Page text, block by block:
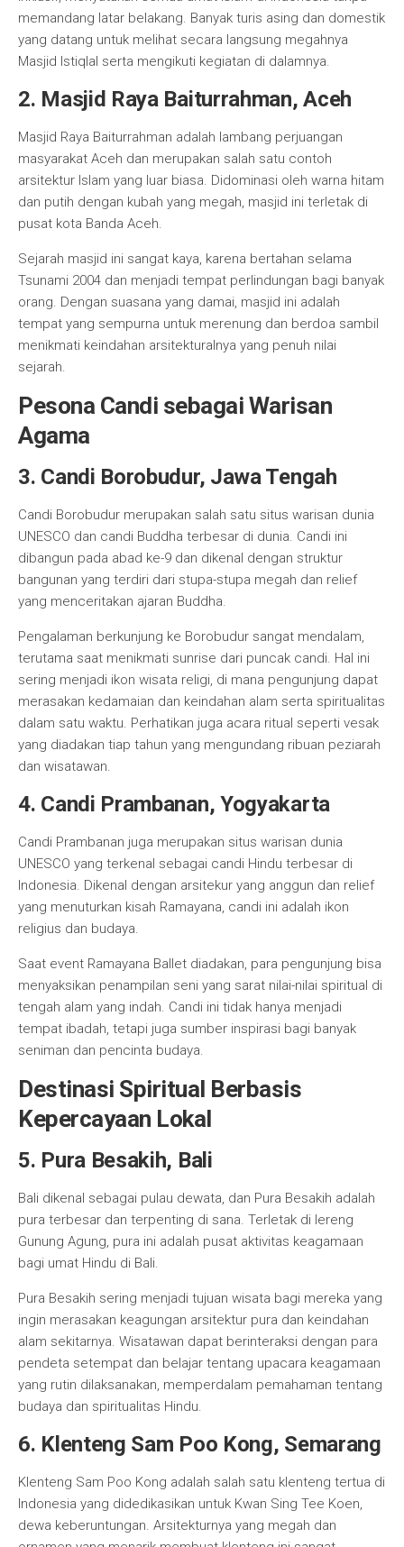
memandang latar belakang. Banyak turis asing dan domestik
yang datang untuk melihat secara langsung megahnya
Masjid Istiqlal serta mengikuti kegiatan di dalamnya.
2. Masjid Raya Baiturrahman, Aceh
Masjid Raya Baiturrahman adalah lambang perjuangan
masyarakat Aceh dan merupakan salah satu contoh
arsitektur Islam yang luar biasa. Didominasi oleh warna hitam
dan putih dengan kubah yang megah, masjid ini terletak di
pusat kota Banda Aceh.
Sejarah masjid ini sangat kaya, karena bertahan selama
Tsunami 2004 dan menjadi tempat perlindungan bagi banyak
orang. Dengan suasana yang damai, masjid ini adalah
tempat yang sempurna untuk merenung dan berdoa sambil
menikmati keindahan arsitekturalnya yang penuh nilai
sejarah.
Pesona Candi sebagai Warisan
Agama
3. Candi Borobudur, Jawa Tengah
Candi Borobudur merupakan salah satu situs warisan dunia
UNESCO dan candi Buddha terbesar di dunia. Candi ini
dibangun pada abad ke-9 dan dikenal dengan struktur
bangunan yang terdiri dari stupa-stupa megah dan relief
yang menceritakan ajaran Buddha.
Pengalaman berkunjung ke Borobudur sangat mendalam,
terutama saat menikmati sunrise dari puncak candi. Hal ini
sering menjadi ikon wisata religi, di mana pengunjung dapat
merasakan kedamaian dan keindahan alam serta spiritualitas
dalam satu waktu. Perhatikan juga acara ritual seperti vesak
yang diadakan tiap tahun yang mengundang ribuan peziarah
dan wisatawan.
4. Candi Prambanan, Yogyakarta
Candi Prambanan juga merupakan situs warisan dunia
UNESCO yang terkenal sebagai candi Hindu terbesar di
Indonesia. Dikenal dengan arsitekur yang anggun dan relief
yang menuturkan kisah Ramayana, candi ini adalah ikon
religius dan budaya.
Saat event Ramayana Ballet diadakan, para pengunjung bisa
menyaksikan penampilan seni yang sarat nilai-nilai spiritual di
tengah alam yang indah. Candi ini tidak hanya menjadi
tempat ibadah, tetapi juga sumber inspirasi bagi banyak
seniman dan pencinta budaya.
Destinasi Spiritual Berbasis
Kepercayaan Lokal
5. Pura Besakih, Bali
Bali dikenal sebagai pulau dewata, dan Pura Besakih adalah
pura terbesar dan terpenting di sana. Terletak di lereng
Gunung Agung, pura ini adalah pusat aktivitas keagamaan
bagi umat Hindu di Bali.
Pura Besakih sering menjadi tujuan wisata bagi mereka yang
ingin merasakan keagungan arsitektur pura dan keindahan
alam sekitarnya. Wisatawan dapat berinteraksi dengan para
pendeta setempat dan belajar tentang upacara keagamaan
yang rutin dilaksanakan, memperdalam pemahaman tentang
budaya dan spiritualitas Hindu.
6. Klenteng Sam Poo Kong, Semarang
Klenteng Sam Poo Kong adalah salah satu klenteng tertua di
Indonesia yang didedikasikan untuk Kwan Sing Tee Koen,
dewa keberuntungan. Arsitekturnya yang megah dan